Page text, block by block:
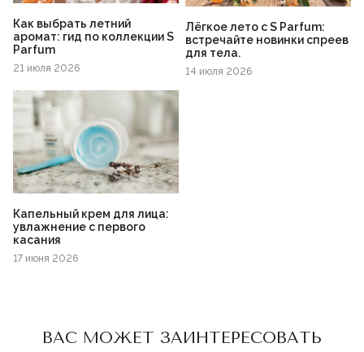
Как выбрать летний
аромат: гид по коллекции S
Parfum
21 июля 2026
Лёгкое лето с S Parfum:
встречайте новинки спреев
для тела.
14 июля 2026
Капельный крем для лица:
увлажнение с первого
касания
17 июня 2026
ВАС МОЖЕТ ЗАИНТЕРЕСОВАТЬ
зарегистрируйтесь,
чтобы добавить товар в